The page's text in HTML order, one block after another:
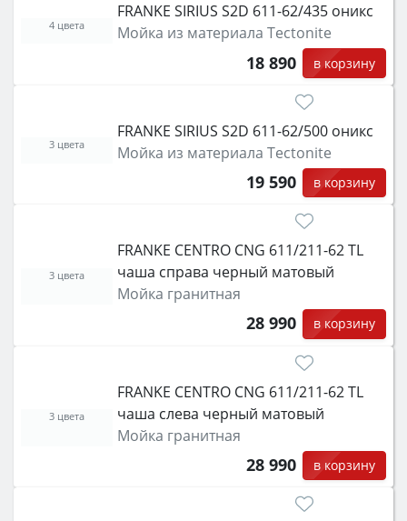
FRANKE SIRIUS S2D 611-62/435 оникс
Мойка из материала Tectonite
18 890 в корзину
4 цвета
FRANKE SIRIUS S2D 611-62/500 оникс
Мойка из материала Tectonite
19 590 в корзину
3 цвета
FRANKE CENTRO CNG 611/211-62 TL
чаша справа черный матовый
Мойка гранитная
28 990 в корзину
3 цвета
FRANKE CENTRO CNG 611/211-62 TL
чаша слева черный матовый
Мойка гранитная
28 990 в корзину
3 цвета